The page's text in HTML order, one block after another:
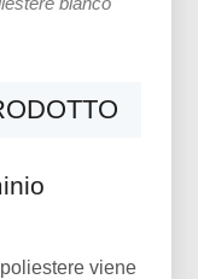
viene